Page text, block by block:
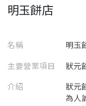
明玉餅店
名稱
明玉
主要營業項目
狀元
介紹
狀元
為人